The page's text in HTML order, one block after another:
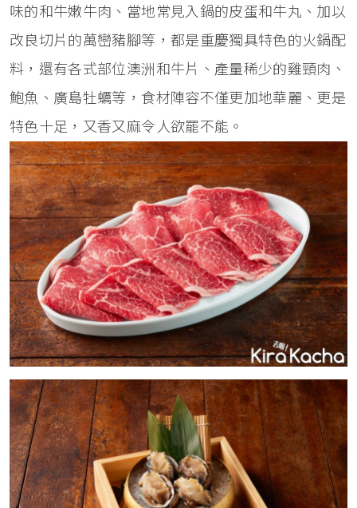
味的和牛嫩牛肉、當地常見入鍋的皮蛋和牛丸、加以
改良切片的萬巒豬腳等，都是重慶獨具特色的火鍋配
料，還有各式部位澳洲和牛片、產量稀少的雞頸肉、
鮑魚、廣島牡蠣等，食材陣容不僅更加地華麗、更是
特色十足，又香又麻令人欲罷不能。